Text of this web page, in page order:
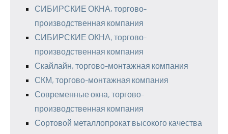
СИБИРСКИЕ ОКНА, торгово-
производственная компания
СИБИРСКИЕ ОКНА, торгово-
производственная компания
Скайлайн, торгово-монтажная компания
СКМ, торгово-монтажная компания
Современные окна, торгово-
производственная компания
Сортовой металлопрокат высокого качества